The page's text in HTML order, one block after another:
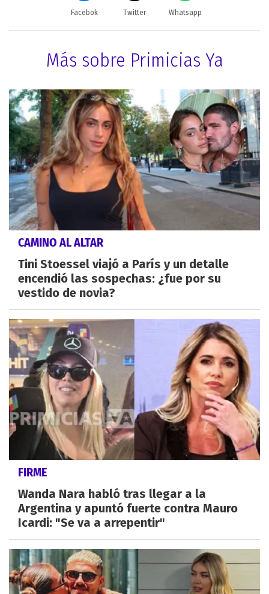
Facebok Twitter Whatsapp
Más sobre Primicias Ya
CAMINO AL ALTAR
Tini Stoessel viajó a París y un detalle
encendió las sospechas: ¿fue por su
vestido de novia?
FIRME
Wanda Nara habló tras llegar a la
Argentina y apuntó fuerte contra Mauro
Icardi: "Se va a arrepentir"